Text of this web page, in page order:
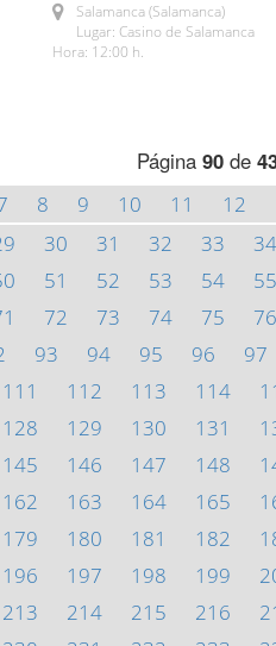
Salamanca (Salamanca)
Lugar: Casino de Salamanca
Hora: 12:00 h.
Página 90 de
8 9 10 11 12
30 31 32 33 34
51 52 53 54 55
72 73 74 75 76
93 94 95 96 97
111 112 113 114
128 129 130 131
145 146 147 148
162 163 164 165
179 180 181 182
196 197 198 199
213 214 215 216